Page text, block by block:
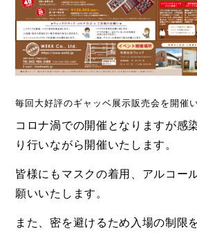
毎回大好評のギャッベ展示販売会を開催
コロナ渦での開催となりますが感
り行いながら開催いたします。
皆様にもマスクの着用、アルコー
願いいたします。
また、密を避けるため入場の制限